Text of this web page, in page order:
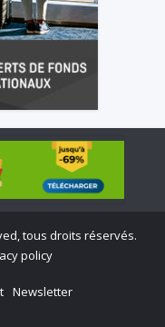
tous droits réservés.
policy
Newsletter